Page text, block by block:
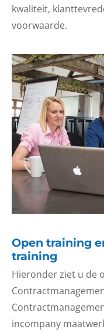
kwaliteit,
voorwaarde.
Open training
training
Hieronder ziet u de
incompany